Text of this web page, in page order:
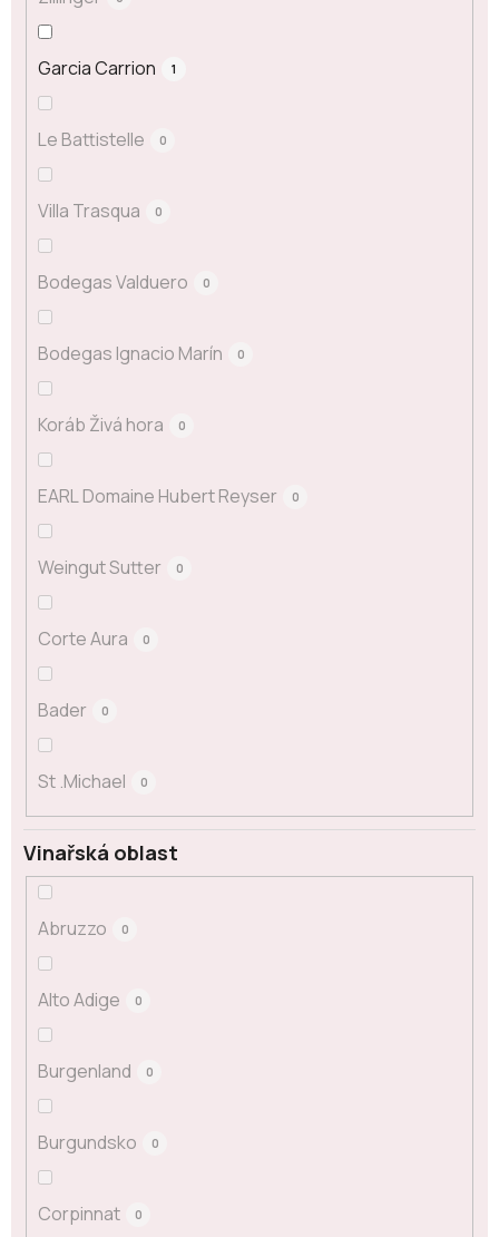
Garcia Carrion 1
Le Battistelle 0
Villa Trasqua 0
Bodegas Valduero 0
Bodegas Ignacio Marín 0
Koráb Živá hora 0
EARL Domaine Hubert Reyser 0
Weingut Sutter 0
Corte Aura 0
Bader 0
St .Michael 0
Vinařská oblast
Abruzzo 0
Alto Adige 0
Burgenland 0
Burgundsko 0
Corpinnat 0